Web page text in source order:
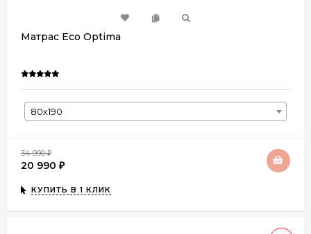
Матрас Eco Optima
80х190
34 990₽
20 990 ₽
КУПИТЬ В 1 КЛИК